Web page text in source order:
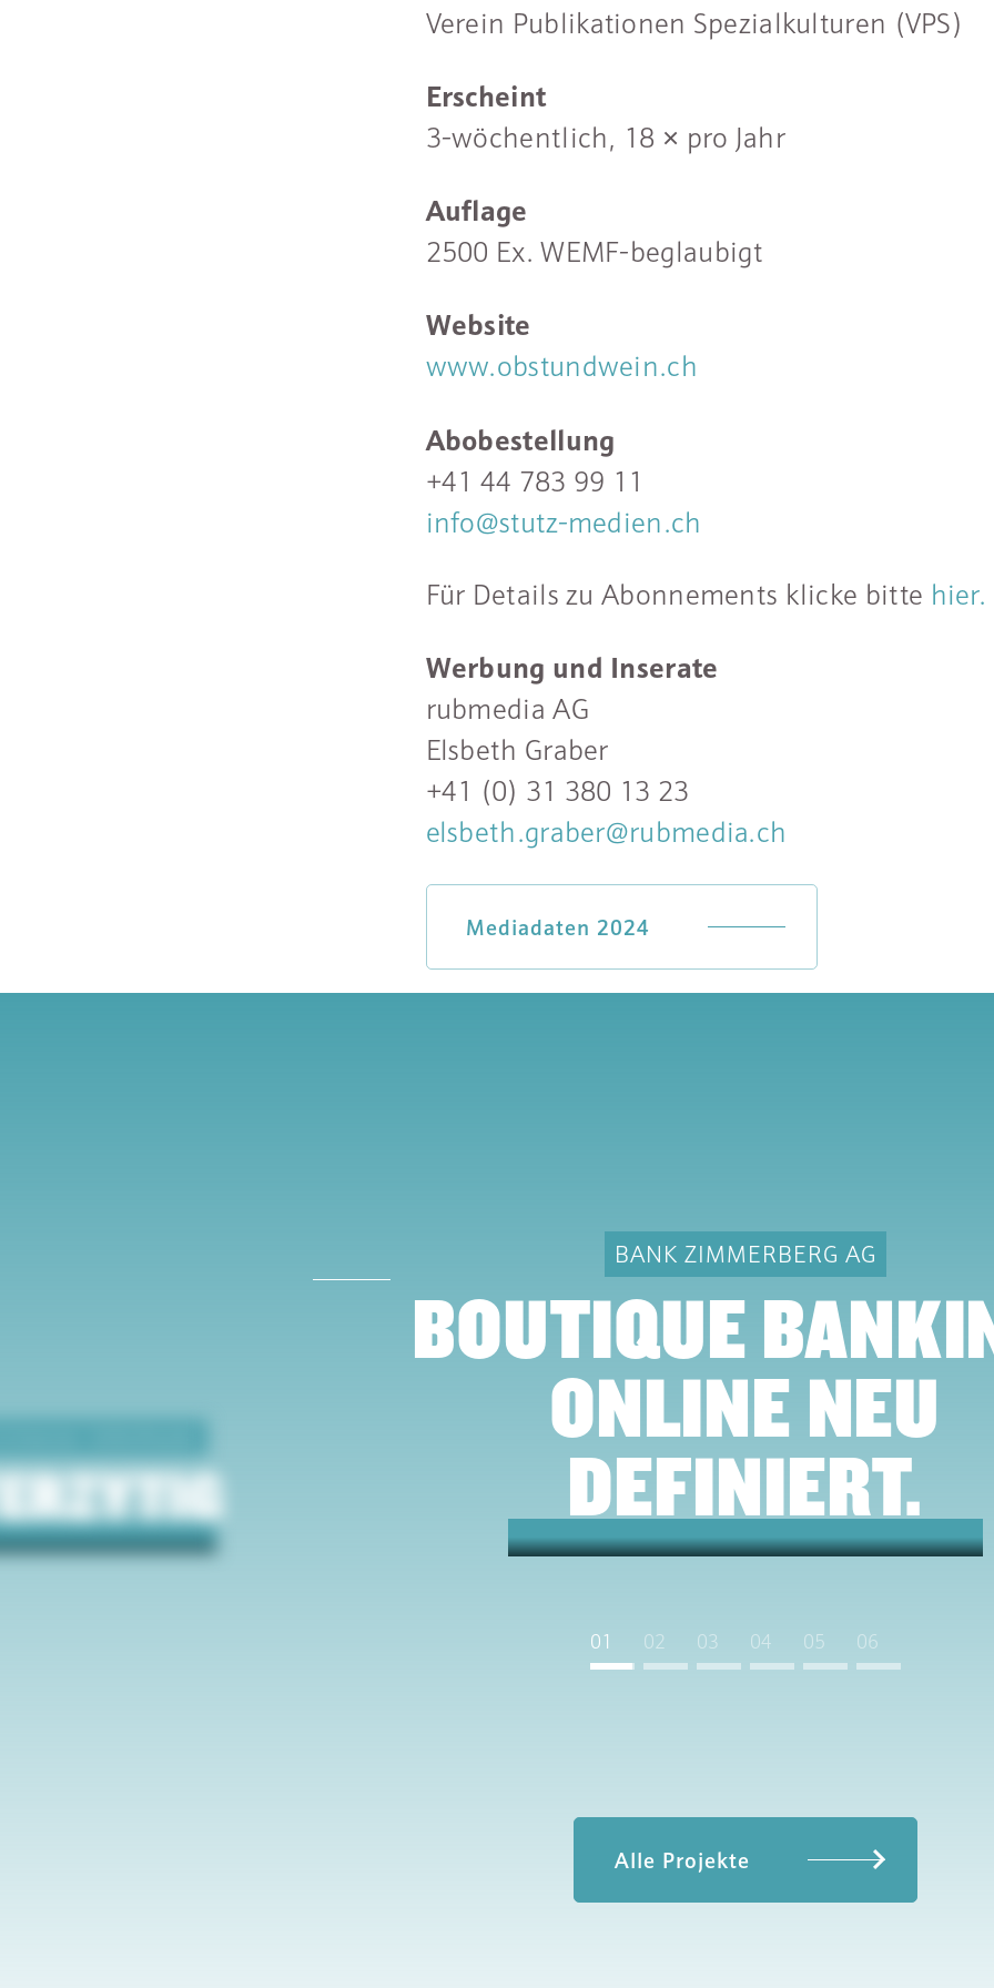
Verein Publikationen Spezialkulturen (VPS)
Erscheint
3-wöchentlich, 18 × pro Jahr
Auflage
2500 Ex. WEMF-beglaubigt
Website
www.obstundwein.ch
Abobestellung
+41 44 783 99 11
info@stutz-medien.ch
Für Details zu Abonnements klicke bitte hier.
Werbung und Inserate
rubmedia AG
Elsbeth Graber
+41 (0) 31 380 13 23
elsbeth.graber@rubmedia.ch
Mediadaten 2024
BANK ZIMMERBERG AG
BOUTIQUE
ONLINE NEU
DEFINIERT.
01 02 03 04 05 06
Alle Projekte